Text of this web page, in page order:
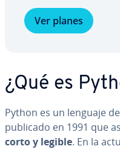
Ver planes
¿Qué es
Python es un lenguaje
publicado en 1991 que
corto y legible. En la